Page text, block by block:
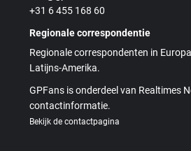
+31 6 455 168 60
Regionale correspondentie
Regionale correspondenten in
Latijns-Amerika.
GPFans is onderdeel van Realtimes
contactinformatie.
Bekijk de contactpagina